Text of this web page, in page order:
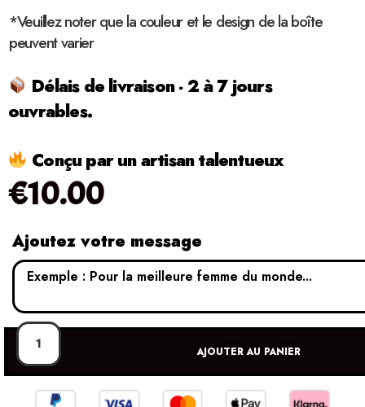
*Veuillez noter que la couleur et le design de la boîte
peuvent varier
Délais de livraison - 2 à 7 jours
ouvrables.
Conçu par un artisan talentueux
€10.00
Ajoutez votre message
AJOUTER AU PANIER